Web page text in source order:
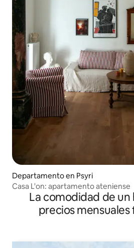
Departamento en Psyri
Casa L'on: apartamento ateniense
La comodidad de un
precios